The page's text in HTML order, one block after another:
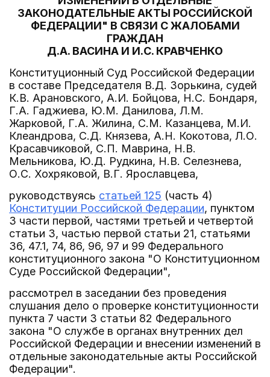
ЗАКОНОДАТЕЛЬНЫЕ АКТЫ РОССИЙСКОЙ
ФЕДЕРАЦИИ" В СВЯЗИ С ЖАЛОБАМИ
ГРАЖДАН
Д.А. ВАСИНА И И.С. КРАВЧЕНКО
Конституционный Суд Российской Федерации
в составе Председателя В.Д. Зорькина, судей
К.В. Арановского, А.И. Бойцова, Н.С. Бондаря,
Г.А. Гаджиева, Ю.М. Данилова, Л.М.
Жарковой, Г.А. Жилина, С.М. Казанцева, М.И.
Клеандрова, С.Д. Князева, А.Н. Кокотова, Л.О.
Красавчиковой, С.П. Маврина, Н.В.
Мельникова, Ю.Д. Рудкина, Н.В. Селезнева,
О.С. Хохряковой, В.Г. Ярославцева,
руководствуясь статьей 125 (часть 4)
Конституции Российской Федерации, пунктом
3 части первой, частями третьей и четвертой
статьи 3, частью первой статьи 21, статьями
36, 47.1, 74, 86, 96, 97 и 99 Федерального
конституционного закона "О Конституционном
Суде Российской Федерации",
рассмотрел в заседании без проведения
слушания дело о проверке конституционности
пункта 7 части 3 статьи 82 Федерального
закона "О службе в органах внутренних дел
Российской Федерации и внесении изменений в
отдельные законодательные акты Российской
Федерации".